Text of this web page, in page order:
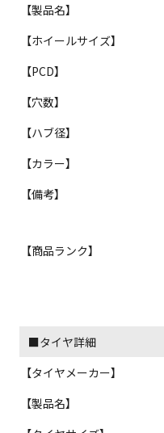
【製品名】
【ホイールサイズ】
【PCD】
【穴数】
【ハブ径】
【カラー】
【備考】
【商品ランク】
■タイヤ詳細
【タイヤメーカー】
【製品名】